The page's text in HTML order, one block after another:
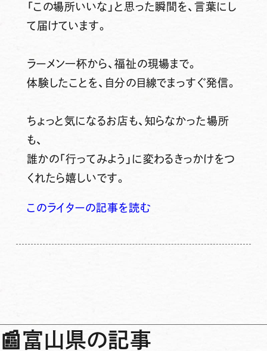
「この場所いいな」と思った瞬間を、言葉にし
て届けています。
ラーメン一杯から、福祉の現場まで。
体験したことを、自分の目線でまっすぐ発信。
ちょっと気になるお店も、知らなかった場所
も、
誰かの「行ってみよう」に変わるきっかけをつ
くれたら嬉しいです。
このライターの記事を読む
📰富山県の記事